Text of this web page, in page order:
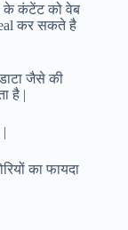
के कंटेंट को वेब
कर सकते है
जैसे की
है |
का फायदा